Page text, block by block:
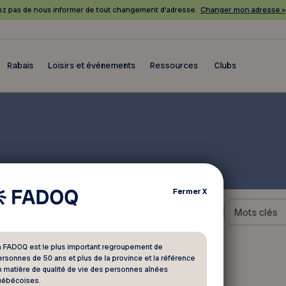
pas de nous informer de tout changement d’adresse. Changer mon adresse »
Rabais Loisirs et événements Ressources Clubs
FermerX
FADOQ est le plus important regroupement de
de 50 ans et plus de la province et la référence
matière de qualité de vie des personnes aînées